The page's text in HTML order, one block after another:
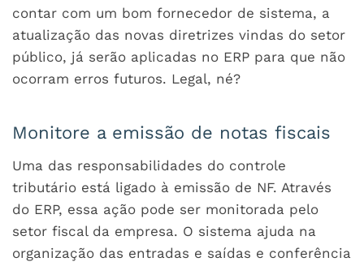
contar com um bom fornecedor de sistema, a
atualização das novas diretrizes vindas do setor
público, já serão aplicadas no ERP para que não
ocorram erros futuros. Legal, né?
Monitore a emissão de notas fiscais
Uma das responsabilidades do controle
tributário está ligado à emissão de NF. Através
do ERP, essa ação pode ser monitorada pelo
setor fiscal da empresa. O sistema ajuda na
organização das entradas e saídas e conferência